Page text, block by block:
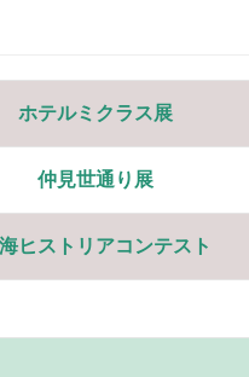
ホテルミクラス展
仲見世通り展
ヒストリアコンテスト